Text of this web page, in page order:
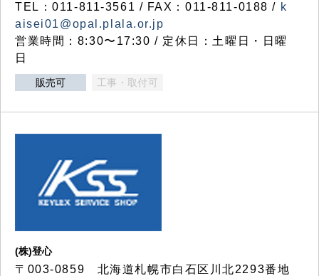
TEL：011-811-3561 / FAX：011-811-0188 / k
aisei01@opal.plala.or.jp
営業時間：8:30〜17:30 / 定休日：土曜日・日曜
日
販売可 工事・取付可
(株)登心
〒003-0859 北海道札幌市白石区川北2293番地